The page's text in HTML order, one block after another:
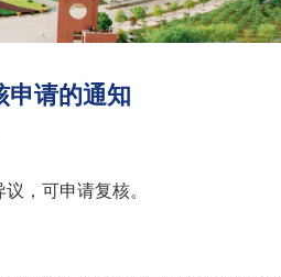
申请的通知
，可申请复核。